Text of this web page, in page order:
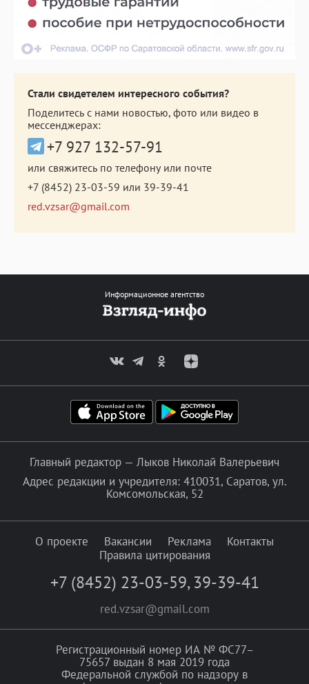
Стали свидетелем интересного события?
Поделитесь с нами новостью, фото или видео в
мессенджерах:
+7 927 132-57-91
или свяжитесь по телефону или почте
+7 (8452) 23-03-59 или 39-39-41
red.vzsar@gmail.com
Информационное агентство
Главный редактор — Лыков Николай Валерьевич
Адрес редакции и учредителя: 410031, Саратов, ул.
Комсомольская, 52
О проекте Вакансии Реклама
Контакты
Правила цитирования
+7 (8452) 23-03-59, 39-39-41
red.vzsar@gmail.com
Регистрационный номер ИА № ФС77–
75657 выдан 8 мая 2019 года
Федеральной службой по надзору в